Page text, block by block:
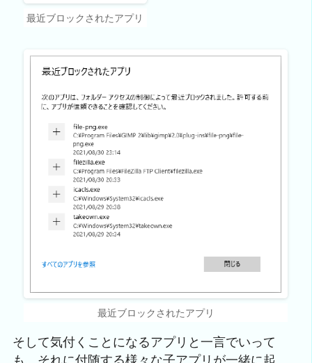
最近ブロックされたアプリ
最近ブロックされたアプリ
そして気付くことになるアプリと一言でいって